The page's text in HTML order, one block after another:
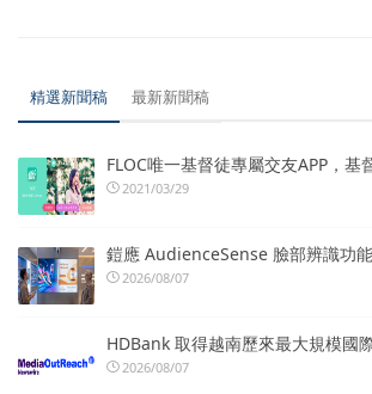
精選新聞稿 最新新聞稿
FLOC唯一基督徒專屬交友APP，基
2021/03/29
鎧應 AudienceSense 臉部辨識功
2026/08/07
HDBank 取得越南歷來最大規模國
2026/08/07